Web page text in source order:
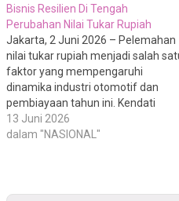
Bisnis Resilien Di Tengah
Perubahan Nilai Tukar Rupiah
Jakarta, 2 Juni 2026 – Pelemahan
nilai tukar rupiah menjadi salah
faktor yang mempengaruhi
dinamika industri otomotif dan
pembiayaan tahun ini. Kendati
demikian, PT BRI Multifinance
Indonesia (“BRI Finance”) melihat
masyarakat terhadap kendaraan
13 Juni 2026
dalam "NASIONAL"